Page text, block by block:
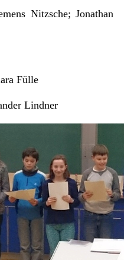
Nitzsche; Jonathan
Fülle
Lindner